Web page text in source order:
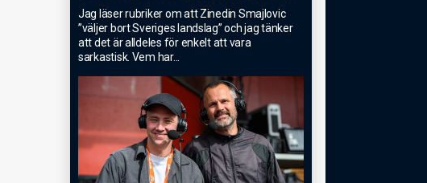
Jag läser rubriker om att Zinedin Smajlovic
”väljer bort Sveriges landslag” och jag tänker
att det är alldeles för enkelt att vara
sarkastisk. Vem har...